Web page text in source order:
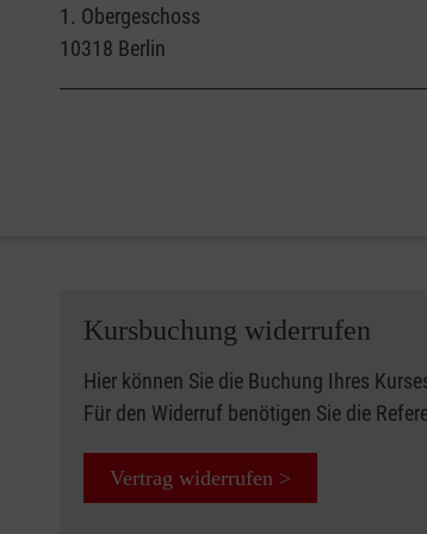
1. Obergeschoss
10318 Berlin
Kursbuchung widerrufen
Hier können Sie die Buchung Ihres
Für den Widerruf benötigen Sie die
Vertrag widerrufen >